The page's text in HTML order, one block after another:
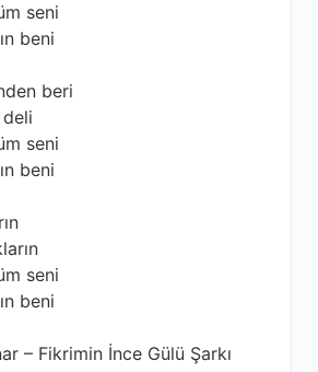
seni
beni
beri
seni
beni
seni
beni
– Fikrimin İnce Gülü Şarkı